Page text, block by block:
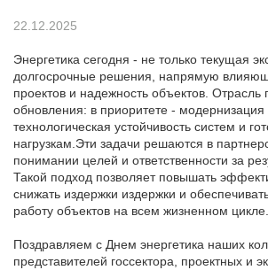
22.12.2025
Энергетика сегодня - не только текущая
долгосрочные решения, напрямую
проектов и надежность объектов. Отрасль
обновления: в приоритете - модернизация
технологическая устойчивость систем и
нагрузкам.Эти задачи решаются в
понимании целей и ответственности за
Такой подход позволяет повышать
снижать издержки издержки и
работу объектов на всем жизненном цикле.
Поздравляем с Днем энергетика наших
представителей госсектора, проектных и